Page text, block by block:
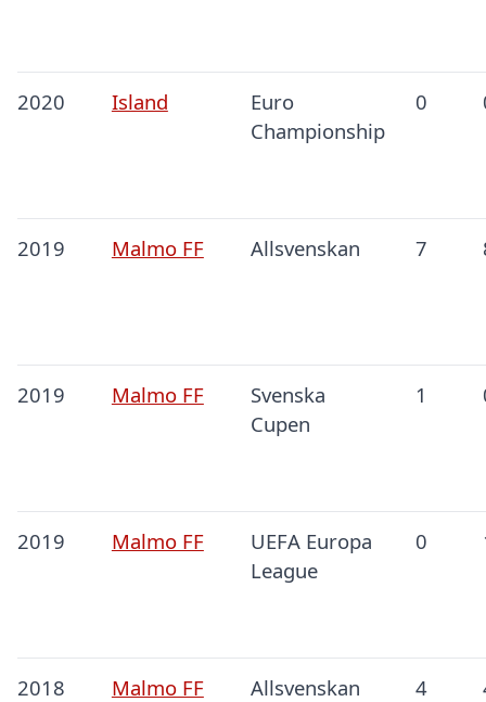
2020 Island
Euro
Championship
0
2019 Malmo FF Allsvenskan 7
2019 Malmo FF
Svenska
Cupen
1
2019 Malmo FF
UEFA Europa
League
0
2018 Malmo FF Allsvenskan 4